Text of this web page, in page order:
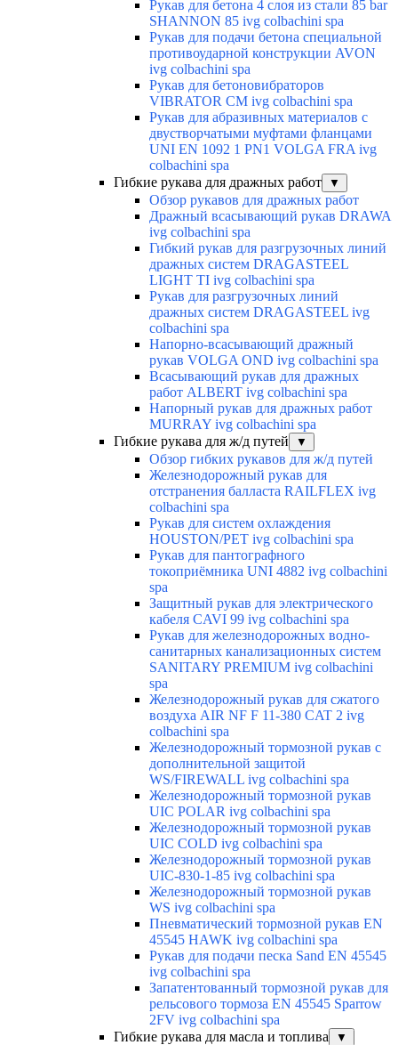
Рукав для бетона 4 слоя из стали 85 bar
SHANNON 85 ivg colbachini spa
Рукав для подачи бетона специальной
противоударной конструкции AVON
ivg colbachini spa
Рукав для бетоновибраторов
VIBRATOR CM ivg colbachini spa
Рукав для абразивных материалов с
двустворчатыми муфтами фланцами
UNI EN 1092 1 PN1 VOLGA FRA ivg
colbachini spa
Гибкие рукава для дражных работ
▼
Обзор рукавов для дражных работ
Дражный всасывающий рукав DRAWA
ivg colbachini spa
Гибкий рукав для разгрузочных линий
дражных систем DRAGASTEEL
LIGHT TI ivg colbachini spa
Рукав для разгрузочных линий
дражных систем DRAGASTEEL ivg
colbachini spa
Напорно-всасывающий дражный
рукав VOLGA OND ivg colbachini spa
Всасывающий рукав для дражных
работ ALBERT ivg colbachini spa
Напорный рукав для дражных работ
MURRAY ivg colbachini spa
Гибкие рукава для ж/д путей
▼
Обзор гибких рукавов для ж/д путей
Железнодорожный рукав для
отстранения балласта RAILFLEX ivg
colbachini spa
Рукав для систем охлаждения
HOUSTON/PET ivg colbachini spa
Рукав для пантографного
токоприёмника UNI 4882 ivg colbachini
spa
Защитный рукав для электрического
кабеля CAVI 99 ivg colbachini spa
Рукав для железнодорожных водно-
санитарных канализационных систем
SANITARY PREMIUM ivg colbachini
spa
Железнодорожный рукав для сжатого
воздуха AIR NF F 11-380 CAT 2 ivg
colbachini spa
Железнодорожный тормозной рукав с
дополнительной защитой
WS/FIREWALL ivg colbachini spa
Железнодорожный тормозной рукав
UIC POLAR ivg colbachini spa
Железнодорожный тормозной рукав
UIC COLD ivg colbachini spa
Железнодорожный тормозной рукав
UIC-830-1-85 ivg colbachini spa
Железнодорожный тормозной рукав
WS ivg colbachini spa
Пневматический тормозной рукав EN
45545 HAWK ivg colbachini spa
Рукав для подачи песка Sand EN 45545
ivg colbachini spa
Запатентованный тормозной рукав для
рельсового тормоза EN 45545 Sparrow
2FV ivg colbachini spa
Гибкие рукава для масла и топлива
▼